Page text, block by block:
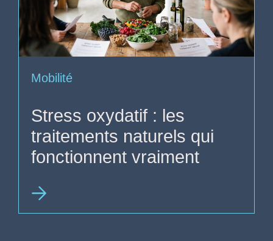
Mobilité
Stress oxydatif : les
traitements naturels qui
fonctionnent vraiment